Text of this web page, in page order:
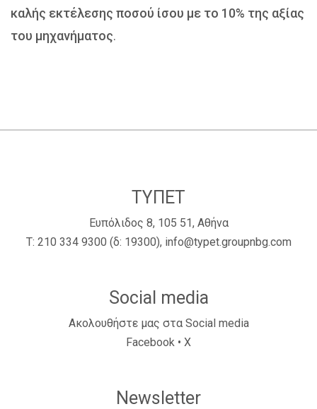
καλής εκτέλεσης ποσού ίσου με το 10% της αξίας
του μηχανήματος.
ΤΥΠΕΤ
Ευπόλιδος 8, 105 51, Αθήνα
Τ: 210 334 9300 (δ: 19300), info@typet.groupnbg.com
Social media
Ακολουθήστε μας στα Social media
Facebook • X
Newsletter